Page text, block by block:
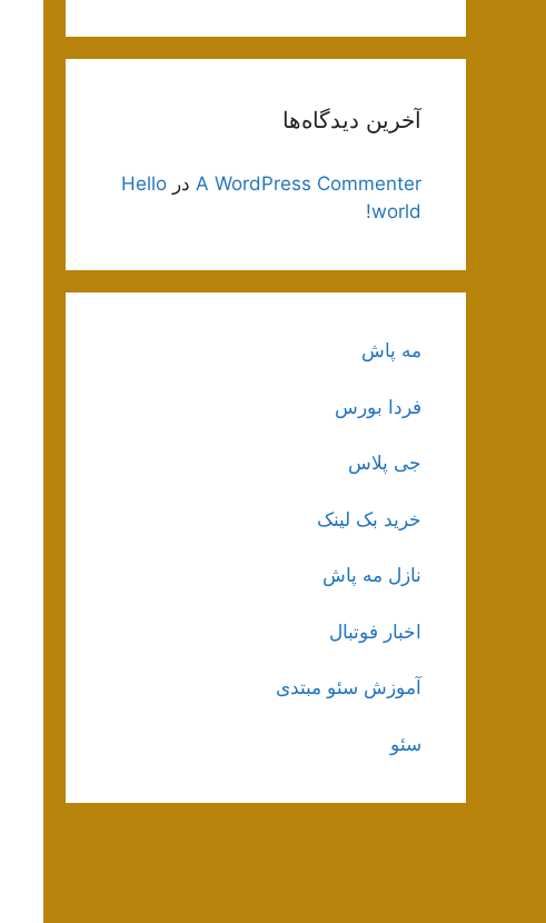
آخرین دیدگاه‌ها
A WordPress Commenter در Hello
world!
مه پاش
فردا بورس
جی پلاس
خرید بک لینک
نازل مه پاش
اخبار فوتبال
آموزش سئو مبتدی
سئو